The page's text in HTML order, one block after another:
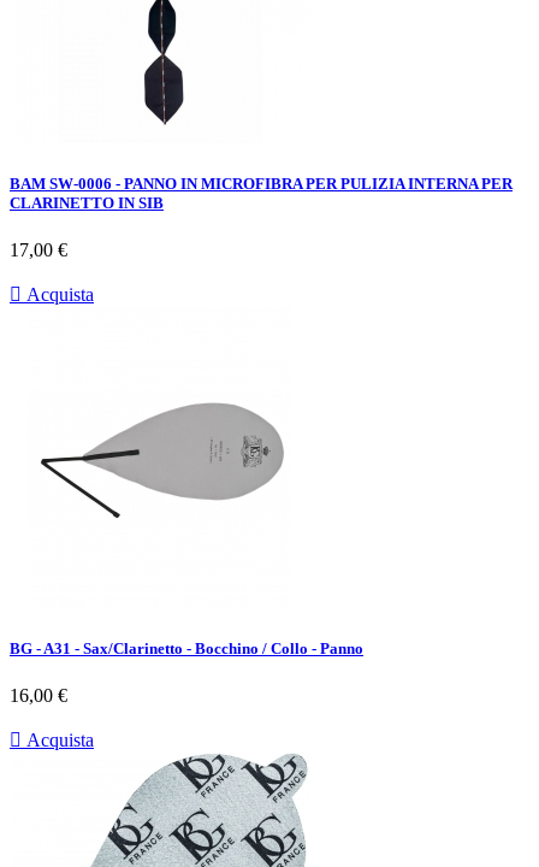
BAM SW-0006 - PANNO IN MICROFIBRA PER PULIZIA INTERNA PER
CLARINETTO IN SIB
Prezzo
17,00 €
 Acquista
BG - A31 - Sax/Clarinetto - Bocchino / Collo - Panno
Prezzo
16,00 €
 Acquista